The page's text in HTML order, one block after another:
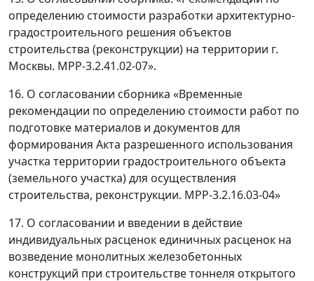
определению стоимости разработки архитектурно-
градостроительного решения объектов
строительства (реконструкции) на территории г.
Москвы. МРР-3.2.41.02-07».
16. О согласовании сборника «Временные
рекомендации по определению стоимости работ по
подготовке материалов и документов для
формирования Акта разрешенного использования
участка территории градостроительного объекта
(земельного участка) для осуществления
строительства, реконструкции. МРР-3.2.16.03-04»
17. О согласовании и введении в действие
индивидуальных расценок единичных расценок на
возведение монолитных железобетонных
конструкций при строительстве тоннеля открытого